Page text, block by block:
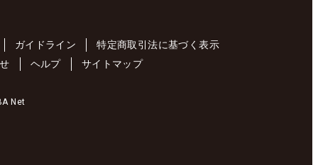
ガイドライン
特定商取引法に基づく表示
ヘルプ サイトマップ
Net